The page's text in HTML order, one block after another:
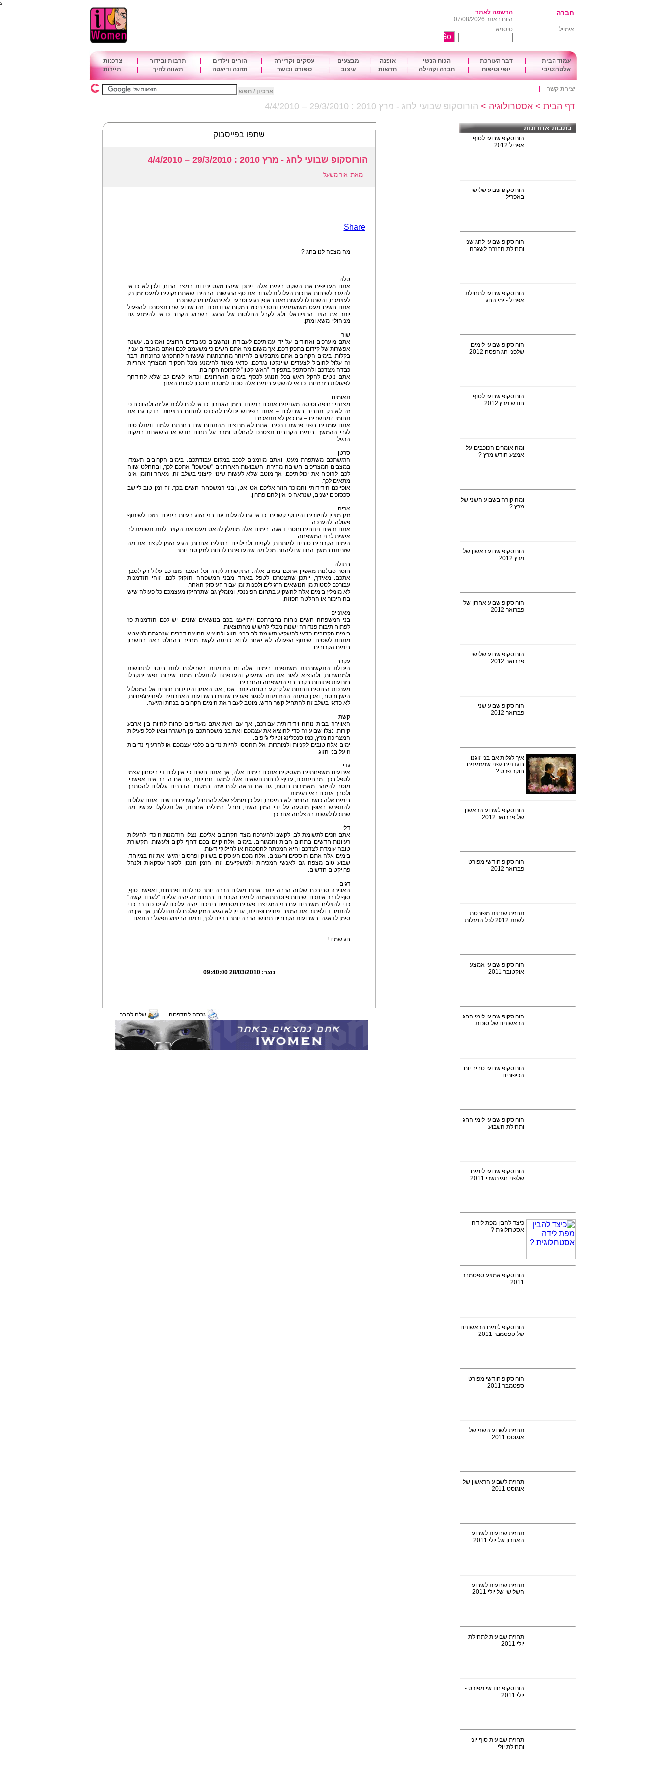
s
חברה
הרשמה לאתר
היום באתר 07/08/2026
אימייל
סיסמא
עמוד הבית דבר העורכת הכוח הנשי אופנה מבצעים עסקים וקריירה הורים וילדים תרבות ובידור
צרכנות
אלטרנטיבי
יופי וטיפוח חברה וקהילה חדשות עיצוב ספורט וכושר תזונה ודיאטה תאווה לחיך תיירות
יצירת קשר ארכיון / חפש
דף הבית > אסטרולוגיה > הורוסקופ שבועי לחג - מרץ 2010 : 29/3/2010 – 4/4/2010
כתבות אחרונות
הורוסקופ שבועי לסוף
אפריל 2012
הורוסקופ שבוע שלישי
באפריל
הורוסקופ שבועי לחג שני
ותחילת החזרה לשגרה
הורוסקופ שבועי לתחילת
אפריל - ימי החג
הורוסקופ שבועי לימים
שלפני חג הפסח 2012
הורוסקופ שבועי לסוף
חודש מרץ 2012
ומה אומרים הכוכבים על
אמצע חודש מרץ ?
ומה קורה בשבוע השני של
מרץ ?
הורוסקופ שבוע ראשון של
מרץ 2012
הורוסקופ שבוע אחרון של
פברואר 2012
הורוסקופ שבוע שלישי
פברואר 2012
הורוסקופ שבוע שני
פברואר 2012
איך לגלות אם בני זוגנו
בוגדניים לפני שמזמינים
חוקר פרטי?
הורוסקופ לשבוע הראשון
של פברואר 2012
הורוסקופ חודשי מפורט
פברואר 2012
תחזית שנתית מפורטת
לשנת 2012 לכל המזלות
הורוסקופ שבועי אמצע
אוקטובר 2011
הורוסקופ שבועי לימי החג
הראשונים של סוכות
הורוסקופ שבועי סביב יום
הכיפורים
הורוסקופ שבועי לימי החג
ותחילת השבוע
הורוסקופ שבועי לימים
שלפני חגי תשרי 2011
כיצד להבין מפת לידה
אסטרולוגית ?
הורוסקופ אמצע ספטמבר
2011
הורוסקופ לימים הראשונים
של ספטמבר 2011
הורוסקופ חודשי מפורט
ספטמבר 2011
תחזית לשבוע השני של
אוגוסט 2011
תחזית לשבוע הראשון של
אוגוסט 2011
תחזית שבועית לשבוע
האחרון של יולי 2011
תחזית שבועית לשבוע
השלישי של יולי 2011
תחזית שבועית לתחילת
יולי 2011
הורוסקופ חודשי מפורט -
יולי 2011
תחזית שבועית סוף יוני
ותחילת יולי
שתפו בפייסבוק
הורוסקופ שבועי לחג - מרץ 2010 : 29/3/2010 – 4/4/2010
מאת: אור משעל
Share
מה מצפה לנו בחג ?
טלה
אתם מעדיפים את השקט בימים אלה. ייתכן שיהיו מעט ירידות במצב הרוח, ולכן לא כדאי
להיגרר לשיחות ארוכות העלולות לעבור את סף הרגישות. הבהירו שאתם זקוקים למעט זמן רק
לעצמכם, והשתדלו לעשות זאת באופן רגוע וטבעי. לא יתעלמו מבקשתכם.
אתם חשים מעט משועממים וחסרי ריכוז במקום עבודתכם. זהו שבוע שבו תצטרכו להפעיל
יותר את הצד הרציונאלי ולא לקבל החלטות של הרגע. בשבוע הקרוב כדאי להימנע גם
מניהוליי משא ומתן.
שור
אתם מוערכים ואהודים על ידי עמיתיכם לעבודה, ונחשבים כעובדים חרוצים ואמינים. עשנה
אפשרות של קידום בתפקידכם. אך משום מה אתם חשים כי משעמם לכם ואתם מאבדים עניין
בקלות. בימים הקרובים אתם מתבקשים להיזהר מהתנהגות שעשויה להתפרש כהזנחה. דבר
זה עלול להוביל לצעדים שיינקטו נגדכם. כדאי מאוד להימנע מכל תפקיד המצריך אחריות
כבדה מצדכם ולהסתפק בתפקידי "ראש קטון" לתקופה הקרובה.
אתם נוטים להקל ראש בכל הנוגע לכסף בימים האחרונים, וכדאי לשים לב שלא להידחף
לפעולות בזבזניות. כדאי להשקיע בימים אלה סכום למטרת חיסכון לטווח הארוך.
תאומים
מצנחי רחיפה וטיסה מעניינים אתכם במיוחד בזמן האחרון. כדאי לכם ללכת על זה ולהיווכח כי
זה לא רק תחביב בשבילכם – אתם בפירוש יכולים להיכנס לתחום ברצינות. בדקו גם את
תחומי המחשבים – גם כאן לא תתאכזבו.
אתם עומדים בפני פרשת דרכים: אתם לא מרוצים מהתחום שבו בחרתם ללמוד ומתלבטים
לגבי ההמשך. בימים הקרובים תצטרכו להחליט ומהר על תחום חדש או הישארות במקום
הרגיל.
סרטן
הרגשתכם משתפרת מעט, ואתם מוזמנים לככב במקום עבודתכם. בימים הקרובים תעמדו
במצבים המצריכים חשיבה מהירה. השבועות האחרונים "שפשפו" אתכם לכך, ובהחלט שווה
לכם להוכיח את יכולותיכם. אך מוטב שלא לעשות שינוי קיצוני בשלב זה, מאחר והזמן אינו
מתאים לכך.
אופייכם הידידותי והמוכר חוזר אליכם אט אט, ובני המשפחה חשים בכך. זה זמן טוב ליישב
סכסוכים ישנים, שנראה כי אין להם פתרון.
אריה
זמן מצוין לחיזורים והידוקי קשרים. כדאי גם להעלות עם בני הזוג בעיות ביניכם. תזכו לשיתוף
פעולה ולהערכה.
אתם נראים נינוחים וחסרי דאגה. בימים אלה מומלץ להאט מעט את הקצב ולתת תשומת לב
אישית לבני המשפחה.
הימים הקרובים טובים למותרות, לקניות ולבילויים. במילים אחרות, הגיע הזמן לקצור את מה
שזריתם במשך החודש וליהנות מכל מה שהעדפתם לדחות לזמן טוב יותר.
בתולה
חוסר סבלנות מאפיין אתכם בימים אלה. התקשורת לקויה וכל הסבר מצדכם עלול רק לסבך
אתכם. מאידך, ייתכן שתצטרכו לטפל באחד מבני המשפחה הזקוק לכם. זוהי הזדמנות
עבורכם לסטות מן הנושאים הרגילים ולפנות זמן עבור העיסוק האחר.
לא מומלץ בימים אלה להשקיע בתחום הפיננסי, ומומלץ גם שתרחיקו מעצמכם כל פעולה שיש
בה הימור או החלטה חפוזה,
מאזניים
בני המשפחה חשים נוחות בחברתכם ויתייעצו בכם בנושאים שונים. יש לכם הזדמנות פז
לפתוח תיבות פנדורה ישנות מבלי לחשוש מהתוצאות.
בימים הקרובים כדאי להשקיע תשומת לב בבני הזוג ולהוציא החוצה דברים שנהגתם לטאטא
מתחת לשטיח. שיתוף הפעולה לא יאחר לבוא. כניסה לקשר מחייב בהחלט באה בחשבון
בימים הקרובים.
עקרב
היכולת התקשורתית משתפרת בימים אלה וזו הזדמנות בשבילכם לתת ביטוי לתחושות
ולמחשבות, ולהוציא לאור את מה שמעיק והעדפתם להתעלם ממנו. שיחות נפש יתקבלו
בזרועות פתוחות בקרב בני המשפחה והחברים.
מערכות היחסים נוחתות על קרקע בטוחה יותר. אט , אט האמון והידידות חוזרים אל המסלול
הישן והטוב, ואכן טמונה ההזדמנות לסגור פערים שנוצרו בשבועות האחרונים. לפנויים\פנויות,
לא כדאי בשלב זה להתחיל קשר חדש. מוטב לעבור את הימים הקרובים בנחת ורגיעה.
קשת
האווירה בבית נוחה וידידותית עבורכם, אך עם זאת אתם מעדיפים פחות להיות בין ארבע
קירות. נצלו שבוע זה כדי להוציא את עצמכם ואת בני משפחתכם מן השגרה וצאו לכל פעילות
המצריכה מרץ, כמו סנפלינג וטיולי ג'יפים.
ימים אלה טובים לקניות ולמותרות. אל תהססו להיות נדיבים כלפי עצמכם או להרעיף נדיבות
זו על בני הזוג.
גדי
אירועים משפחתיים מעסיקים אתכם בימים אלה, אך אתם חשים כי אין לכם די ביטחון עצמי
לטפל בכך. מבחינתכם, עדיף לדחות נושאים אלה למועד נוח יותר, גם אם הדבר אינו אפשרי.
מוטב להיזהר מאמירות בוטות, גם אם נראה לכם שזה במקום. הדברים עלולים להסתבך
ולסבך אתכם באי נעימות.
בימים אלה כושר החיזור לא במיטבו, ועל כן מומלץ שלא להתחיל קשרים חדשים. אתם עלולים
להתפרש באופן מוטעה על ידי המין השני, וחבל. במילים אחרות, אל תקלקלו עכשיו מה
שתוכלו לעשות בהצלחה אחר כך.
דלי
אתם זוכים לתשומת לב, לקשב ולהערכה מצד הקרובים אליכם. נצלו הזדמנות זו כדי להעלות
רעיונות חדשים בתחום הבית והמגורים. בימים אלה קיים בכם דחף לקום ולעשות. תקשורת
טובה עומדת לצדכם והיא המפתח להסכמה או לחילוקי דעות.
בימים אלה אתם תוססים ורעננים. אלה מכם העוסקים בשיווק ופרסום ירגישו את זה במיוחד.
שבוע טוב מצפה גם לאנשי המכירות ולמשקיעים. זהו הזמן הנכון לסגור עסקאות ולנהל
פרויקטים חדשים.
דגים
האווירה סביבכם שלווה הרבה יותר. אתם מגלים הרבה יותר סבלנות ופתיחות, ואפשר סוף,
סוף לדבר איתכם. שיחות פיוס תתאמנה לימים הקרובים. בתחום זה יהיה עליכם "לעבוד קשה"
כדי להצליח. משברים עם בני הזוג יצרו פערים מסוימים ביניכם. יהיה עליכם לגייס כוח רב כדי
להתמודד ולפתור את המצב. פנויים ופנויות, עדיין לא הגיע הזמן שלכם להתהוללות, אך אין זה
סימן לדאגה. בשבועות הקרובים תחושו הרבה יותר בנויים לכך, ורמת הביצוע תפעל בהתאם.
חג שמח !
נוצר:28/03/2010 09:40:00
גרסה להדפסה שלח לחבר